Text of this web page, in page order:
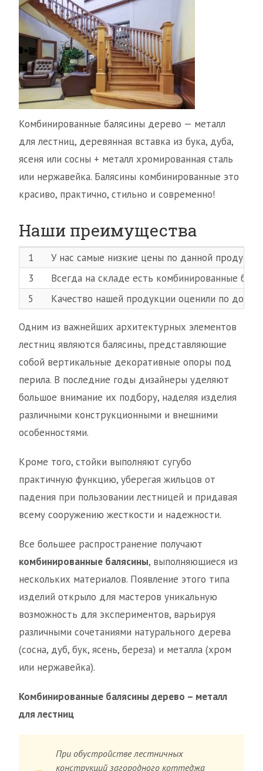
Комбинированные балясины дерево — металл
для лестниц, деревянная вставка из бука, дуба,
ясеня или сосны + металл хромированная сталь
или нержавейка. Балясины комбинированные это
красиво, практично, стильно и современно!
Наши преимущества
1
У нас самые низкие цены по данной
3
Всегда на складе есть комбинированные
5
Качество нашей продукции оценили по
Одним из важнейших архитектурных элементов
лестниц являются балясины, представляющие
собой вертикальные декоративные опоры под
перила. В последние годы дизайнеры уделяют
большое внимание их подбору, наделяя изделия
различными конструкционными и внешними
особенностями.
Кроме того, стойки выполняют сугубо
практичную функцию, уберегая жильцов от
падения при пользовании лестницей и придавая
всему сооружению жесткости и надежности.
Все большее распространение получают
комбинированные балясины, выполняющиеся из
нескольких материалов. Появление этого типа
изделий открыло для мастеров уникальную
возможность для экспериментов, варьируя
различными сочетаниями натурального дерева
(сосна, дуб, бук, ясень, береза) и металла (хром
или нержавейка).
Комбинированные балясины дерево – металл
для лестниц
При обустройстве лестничных
конструкций загородного коттеджа